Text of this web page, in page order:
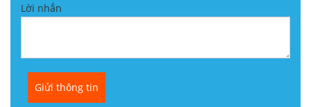
Lời nhắn